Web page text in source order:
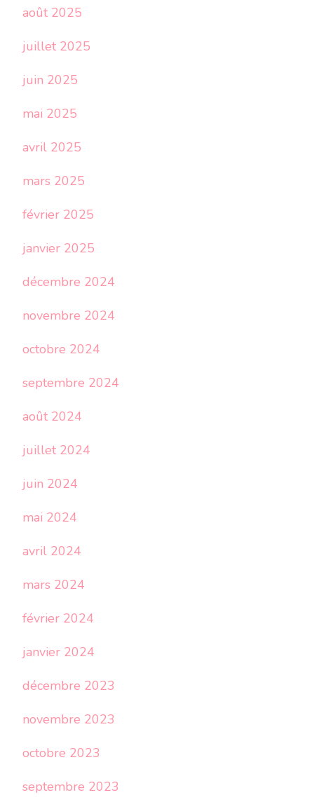
août 2025
juillet 2025
juin 2025
mai 2025
avril 2025
mars 2025
février 2025
janvier 2025
décembre 2024
novembre 2024
octobre 2024
septembre 2024
août 2024
juillet 2024
juin 2024
mai 2024
avril 2024
mars 2024
février 2024
janvier 2024
décembre 2023
novembre 2023
octobre 2023
septembre 2023